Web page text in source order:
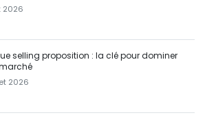
2026
selling proposition : la clé pour dominer
2026